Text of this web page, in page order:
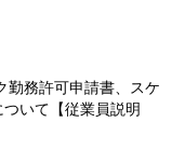
勤務許可申請書、スケ
いて【従業員説明